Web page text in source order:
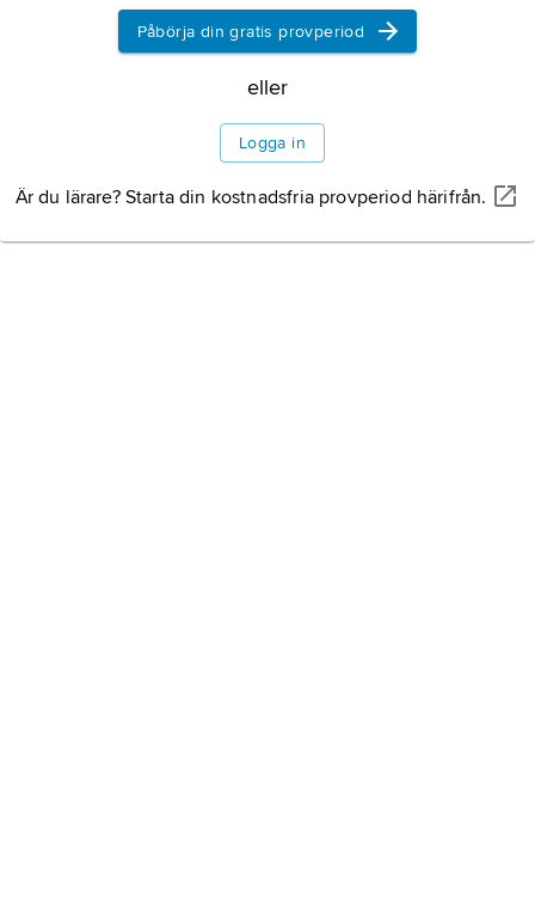
Information om artikeln
Påbörja din gratis provperiod
eller
Logga in
Är du lärare? Starta din kostnadsfria provperiod härifrån.